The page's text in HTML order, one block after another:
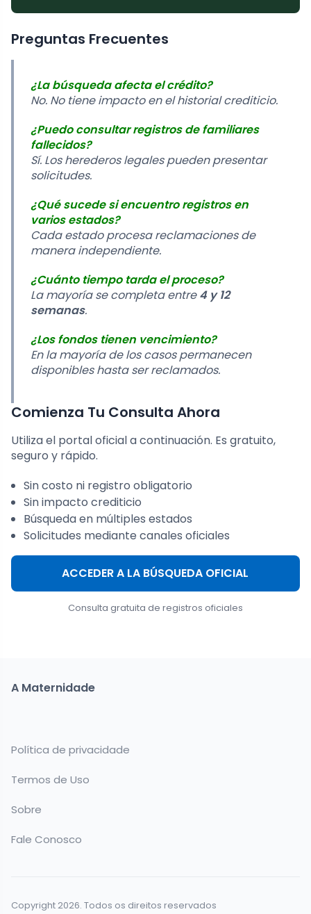
Preguntas Frecuentes
¿La búsqueda afecta el crédito?
No. No tiene impacto en el historial crediticio.
¿Puedo consultar registros de familiares
fallecidos?
Sí. Los herederos legales pueden presentar
solicitudes.
¿Qué sucede si encuentro registros en
varios estados?
Cada estado procesa reclamaciones de
manera independiente.
¿Cuánto tiempo tarda el proceso?
La mayoría se completa entre4 y 12
semanas.
¿Los fondos tienen vencimiento?
En la mayoría de los casos permanecen
disponibles hasta ser reclamados.
Comienza Tu Consulta Ahora
Utiliza el portal oficial a continuación. Es gratuito,
seguro y rápido.
Sin costo ni registro obligatorio
Sin impacto crediticio
Búsqueda en múltiples estados
Solicitudes mediante canales oficiales
ACCEDER A LA BÚSQUEDA OFICIAL
Consulta gratuita de registros oficiales
A Maternidade
Política de privacidade
Termos de Uso
Sobre
Fale Conosco
Copyright 2026. Todos os direitos reservados